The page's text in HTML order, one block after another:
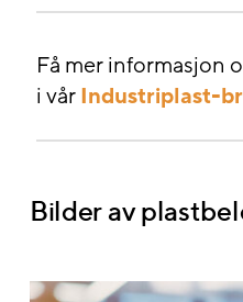
Få mer informasjon
i vårIndustriplast-
Bilder av